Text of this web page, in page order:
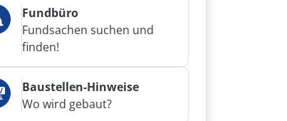
Fundbüro
Fundsachen suchen und
finden!
Baustellen-Hinweise
Wo wird gebaut?